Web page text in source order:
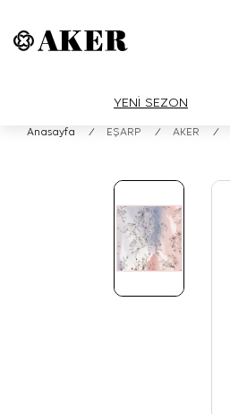
YENİ SEZON
Anasayfa / EŞARP / AKER /